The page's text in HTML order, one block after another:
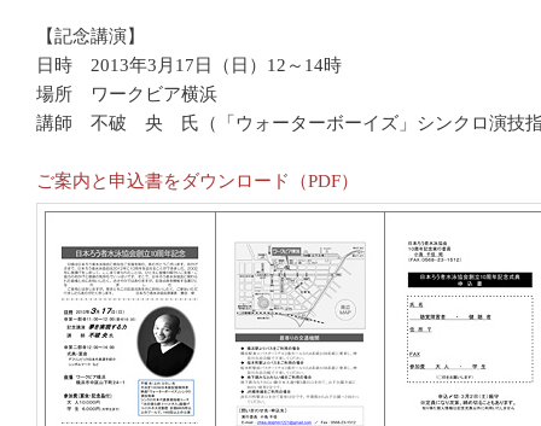
【記念講演】
日時 2013年3月17日（日）12～14時
場所 ワークビア横浜
講師 不破 央 氏（「ウォーターボーイズ」シンクロ演技指
ご案内と申込書をダウンロード（PDF）